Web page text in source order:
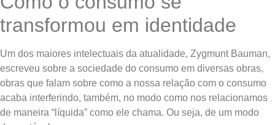
transformou em identidade
Um dos maiores intelectuais da atualidade, Zygmunt Bauman,
escreveu sobre a sociedade do consumo em diversas obras,
obras que falam sobre como a nossa relação com o consumo
acaba interferindo, também, no modo como nos relacionamos
de maneira “líquida” como ele chama. Ou seja, de um modo